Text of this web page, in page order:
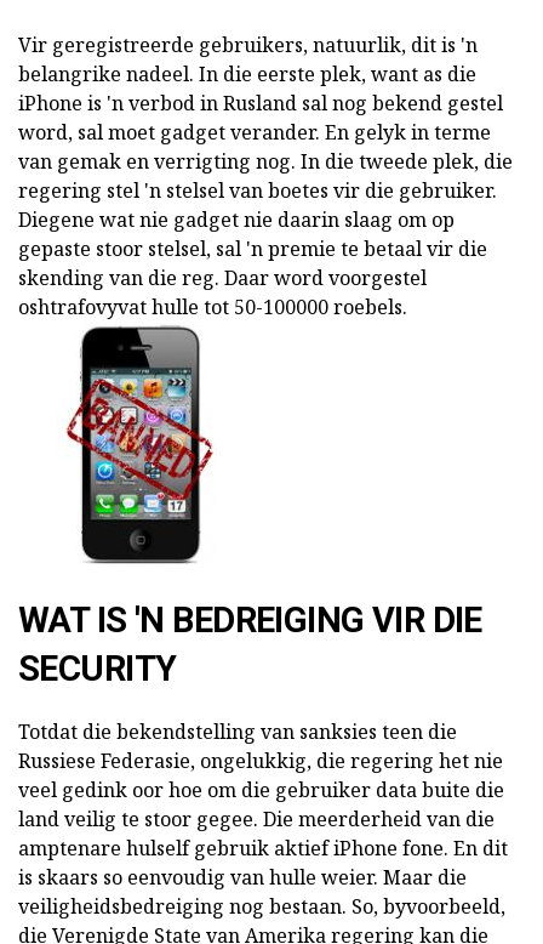
Vir geregistreerde gebruikers, natuurlik, dit is 'n
belangrike nadeel. In die eerste plek, want as die
iPhone is 'n verbod in Rusland sal nog bekend gestel
word, sal moet gadget verander. En gelyk in terme
van gemak en verrigting nog. In die tweede plek, die
regering stel 'n stelsel van boetes vir die gebruiker.
Diegene wat nie gadget nie daarin slaag om op
gepaste stoor stelsel, sal 'n premie te betaal vir die
skending van die reg. Daar word voorgestel
oshtrafovyvat hulle tot 50-100000 roebels.
WAT IS 'N BEDREIGING VIR DIE
SECURITY
Totdat die bekendstelling van sanksies teen die
Russiese Federasie, ongelukkig, die regering het nie
veel gedink oor hoe om die gebruiker data buite die
land veilig te stoor gegee. Die meerderheid van die
amptenare hulself gebruik aktief iPhone fone. En dit
is skaars so eenvoudig van hulle weier. Maar die
veiligheidsbedreiging nog bestaan. So, byvoorbeeld,
die Verenigde State van Amerika regering kan die